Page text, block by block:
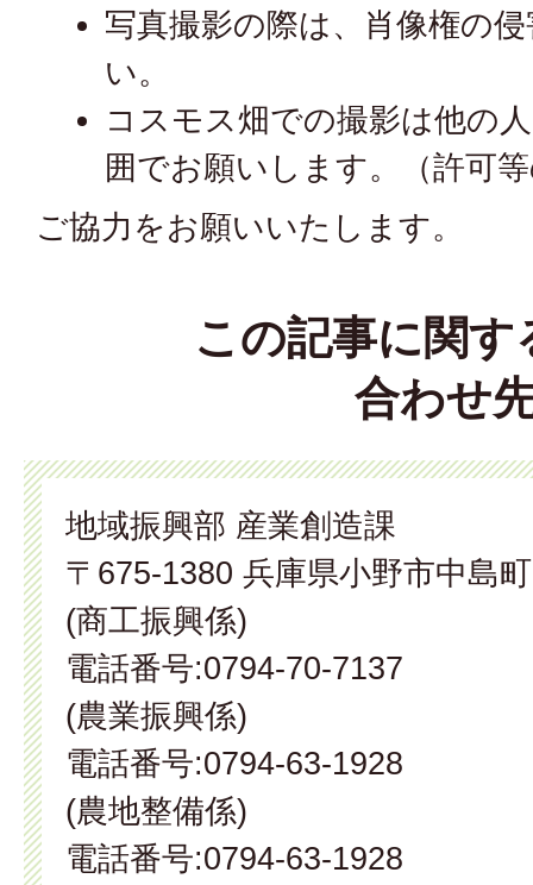
写真撮影の際は、肖像権の
い。
コスモス畑での撮影は他の
囲でお願いします。（許可
ご協力をお願いいたします。
この記事に関す
合わせ
地域振興部 産業創造課
〒675-1380 兵庫県小野市中島
(商工振興係)
電話番号:0794-70-7137
(農業振興係)
電話番号:0794-63-1928
(農地整備係)
電話番号:0794-63-1928